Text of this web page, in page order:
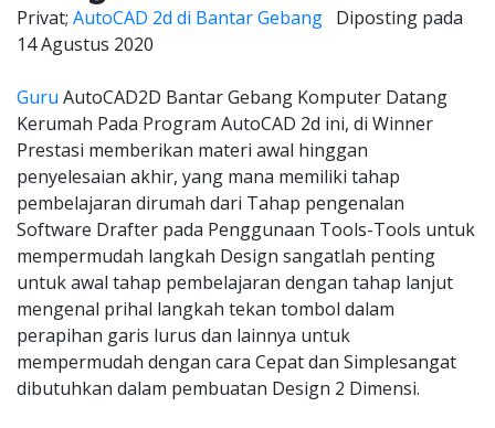
Privat; AutoCAD 2d di Bantar Gebang Diposting pada
14 Agustus 2020
Guru AutoCAD2D Bantar Gebang Komputer Datang
Kerumah Pada Program AutoCAD 2d ini, di Winner
Prestasi memberikan materi awal hinggan
penyelesaian akhir, yang mana memiliki tahap
pembelajaran dirumah dari Tahap pengenalan
Software Drafter pada Penggunaan Tools-Tools untuk
mempermudah langkah Design sangatlah penting
untuk awal tahap pembelajaran dengan tahap lanjut
mengenal prihal langkah tekan tombol dalam
perapihan garis lurus dan lainnya untuk
mempermudah dengan cara Cepat dan Simplesangat
dibutuhkan dalam pembuatan Design 2 Dimensi.